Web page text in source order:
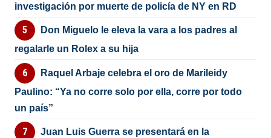
investigación por muerte de policía de NY en RD
Don Miguelo le eleva la vara a los padres al
regalarle un Rolex a su hija
Raquel Arbaje celebra el oro de Marileidy
Paulino: “Ya no corre solo por ella, corre por todo
un país”
Juan Luis Guerra se presentará en la